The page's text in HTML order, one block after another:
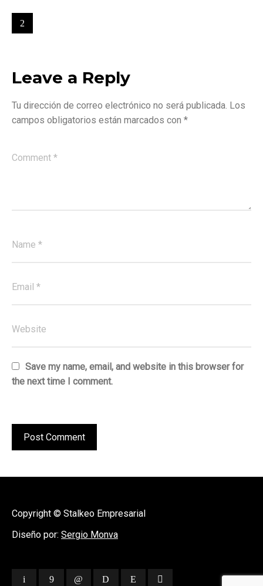
Leave a Reply
Tu dirección de correo electrónico no será publicada. Los
campos obligatorios están marcados con *
Save my name, email, and website in this browser for
the next time I comment.
Copyright © Stalkeo Empresarial
Diseño por: Sergio Monva